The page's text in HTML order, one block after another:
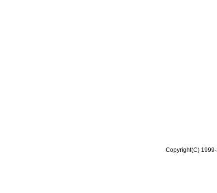
Copyright(C)